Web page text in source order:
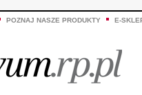
POZNAJ NASZE PRODUKTY E-